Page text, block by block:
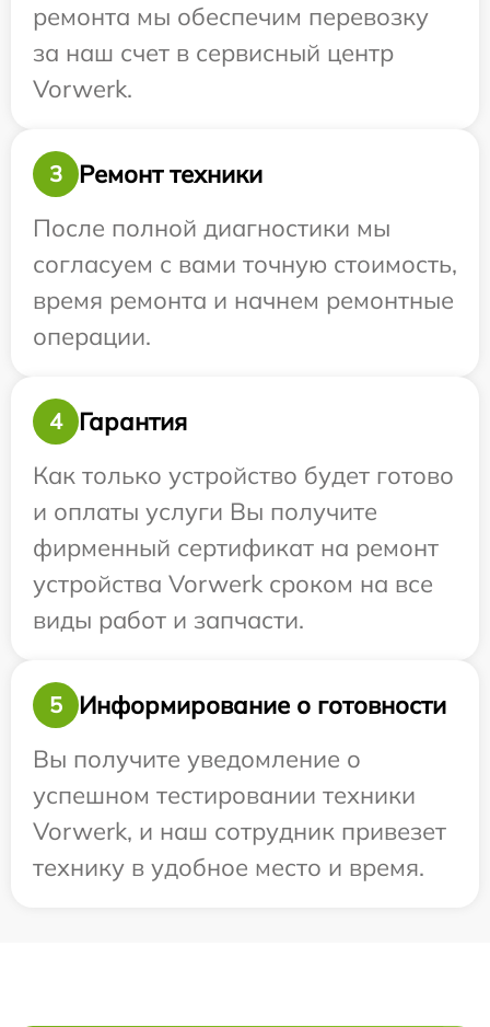
ремонта мы обеспечим перевозку
за наш счет в сервисный центр
Vorwerk.
3
Ремонт техники
После полной диагностики мы
согласуем с вами точную стоимость,
время ремонта и начнем ремонтные
операции.
4
Гарантия
Как только устройство будет готово
и оплаты услуги Вы получите
фирменный сертификат на ремонт
устройства Vorwerk сроком на все
виды работ и запчасти.
5
Информирование о готовности
Вы получите уведомление о
успешном тестировании техники
Vorwerk, и наш сотрудник привезет
технику в удобное место и время.